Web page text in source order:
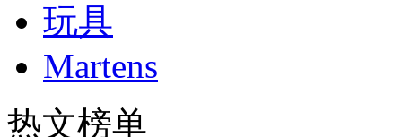
玩具
Martens
热文榜单